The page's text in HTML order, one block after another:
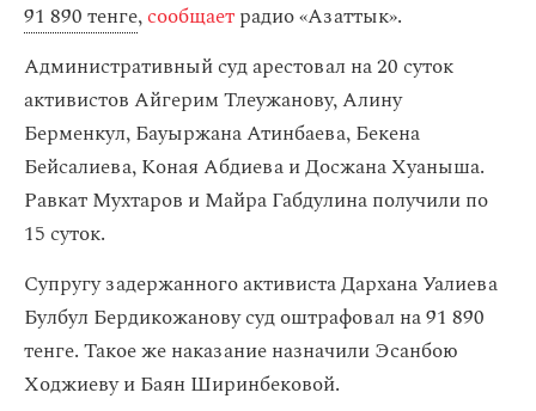
91 890 тенге,сообщаетрадио «Азаттык».
Административный суд арестовал на 20 суток
активистов Айгерим Тлеужанову, Алину
Берменкул, Бауыржана Атинбаева, Бекена
Бейсалиева, Коная Абдиева и Досжана Хуаныша.
Равкат Мухтаров и Майра Габдулина получили по
15 суток.
Супругу задержанного активиста Дархана Уалиева
Булбул Бердикожанову суд оштрафовал на 91 890
тенге. Такое же наказание назначили Эсанбою
Ходжиеву и Баян Ширинбековой.